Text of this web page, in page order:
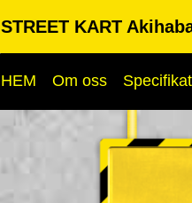
STREET KART
HEM Om oss